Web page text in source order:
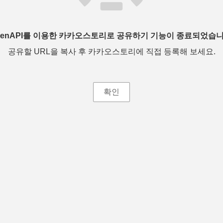
를 이용한 카카오스토리로 공유하기 기능이 종료되었습
공유할 URL을 복사 후 카카오스토리에 직접 등록해 보세요.
확인